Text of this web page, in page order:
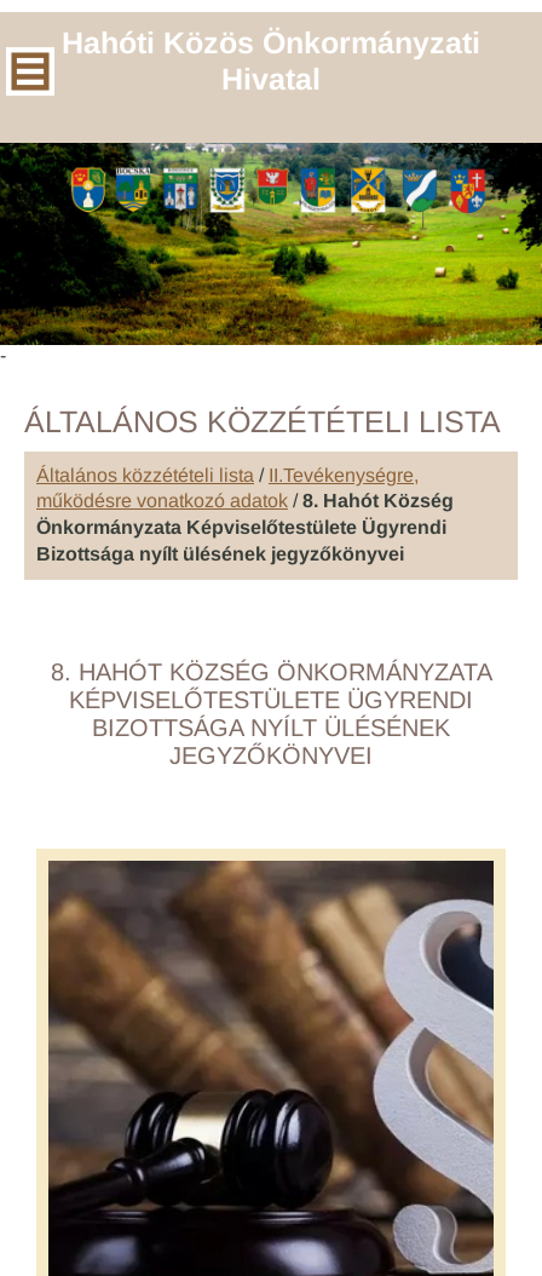
Hahóti Közös Önkormányzati
Hivatal
-
ÁLTALÁNOS KÖZZÉTÉTELI LISTA
Általános közzétételi lista / II.Tevékenységre,
működésre vonatkozó adatok /8. Hahót Község
Önkormányzata Képviselőtestülete Ügyrendi
Bizottsága nyílt ülésének jegyzőkönyvei
8. HAHÓT KÖZSÉG ÖNKORMÁNYZATA
KÉPVISELŐTESTÜLETE ÜGYRENDI
BIZOTTSÁGA NYÍLT ÜLÉSÉNEK
JEGYZŐKÖNYVEI